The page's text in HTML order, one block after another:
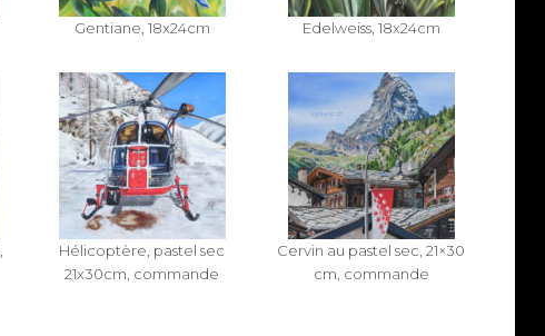
Gentiane, 18x24cm Edelweiss, 18x24cm
Hélicoptère, pastel sec
21x30cm, commande
Cervin au pastel sec, 21×30
cm, commande